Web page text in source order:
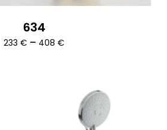
634
233€ – 408€